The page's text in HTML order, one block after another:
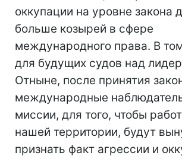
оккупации на уровне закона
больше козырей в сфере
международного права. В
для будущих судов над
Отныне, после принятия
международные
миссии, для того, чтобы
нашей территории, будут
признать факт агрессии и